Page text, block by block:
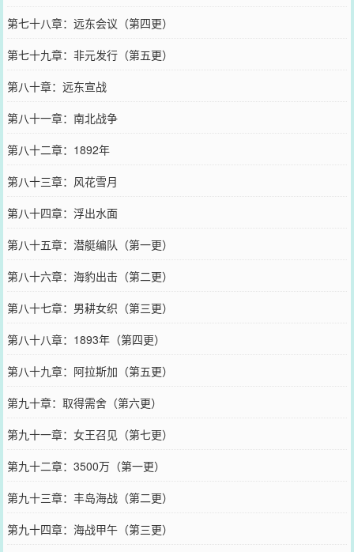
第七十八章：远东会议（第四更）
第七十九章：非元发行（第五更）
第八十章：远东宣战
第八十一章：南北战争
第八十二章：1892年
第八十三章：风花雪月
第八十四章：浮出水面
第八十五章：潜艇编队（第一更）
第八十六章：海豹出击（第二更）
第八十七章：男耕女织（第三更）
第八十八章：1893年（第四更）
第八十九章：阿拉斯加（第五更）
第九十章：取得需舍（第六更）
第九十一章：女王召见（第七更）
第九十二章：3500万（第一更）
第九十三章：丰岛海战（第二更）
第九十四章：海战甲午（第三更）